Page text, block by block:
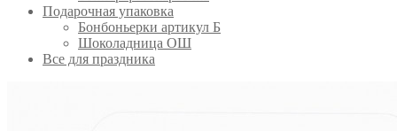
Подарочная упаковка
Бонбоньерки артикул Б
Шоколадница ОШ
Все для праздника